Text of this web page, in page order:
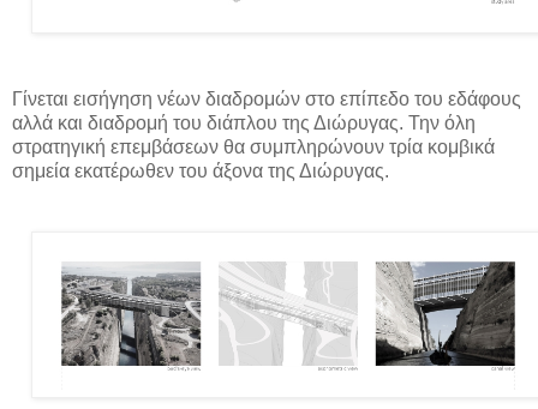
Γίνεται εισήγηση νέων διαδρομών στο επίπεδο του εδάφους
αλλά και διαδρομή του διάπλου της Διώρυγας. Την όλη
στρατηγική επεμβάσεων θα συμπληρώνουν τρία κομβικά
σημεία εκατέρωθεν του άξονα της Διώρυγας.